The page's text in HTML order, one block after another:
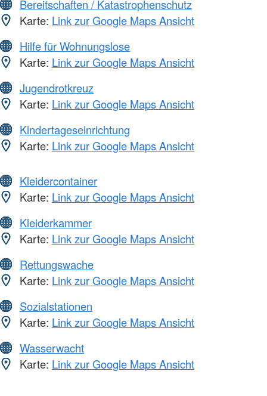
Bereitschaften / Katastrophenschutz
Karte: Link zur Google Maps Ansicht
Hilfe für Wohnungslose
Karte: Link zur Google Maps Ansicht
Jugendrotkreuz
Karte: Link zur Google Maps Ansicht
Kindertageseinrichtung
Karte: Link zur Google Maps Ansicht
Kleidercontainer
Karte: Link zur Google Maps Ansicht
Kleiderkammer
Karte: Link zur Google Maps Ansicht
Rettungswache
Karte: Link zur Google Maps Ansicht
Sozialstationen
Karte: Link zur Google Maps Ansicht
Wasserwacht
Karte: Link zur Google Maps Ansicht